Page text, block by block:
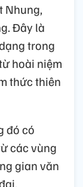
Nhung,
Đây là
trong
hoài niệm
thức thiên
đó có
các vùng
gian văn